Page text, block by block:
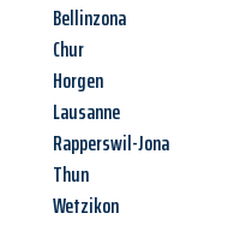
Bellinzona
Chur
Horgen
Lausanne
Rapperswil-Jona
Thun
Wetzikon